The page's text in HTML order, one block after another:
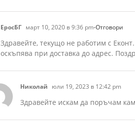
ЕросБГ март 10, 2020 в 9:36 pm-Отговори
Здравейте, текущо не работим с
оскъпява при доставка до адрес.
Николай юли 19, 2023 в 12:42 pm
Здравейте искам да поръчам